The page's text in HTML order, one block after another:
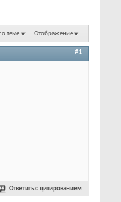
теме Отображение
#1
Ответить с цитированием